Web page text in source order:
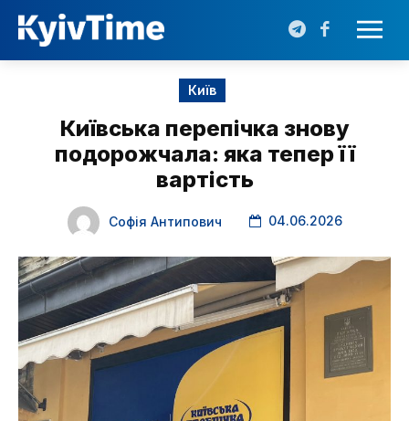
Київ
Київська перепічка знову
подорожчала: яка тепер її
вартість
Софія Антипович 04.06.2026